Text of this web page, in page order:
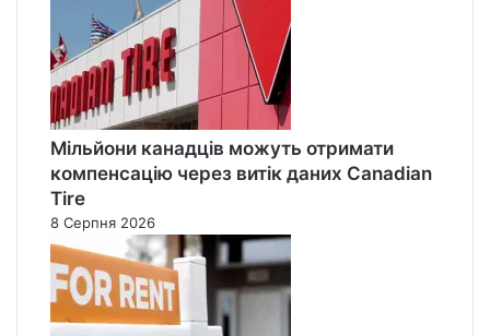
Мільйони канадців можуть отримати
компенсацію через витік даних Canadian
Tire
8 Серпня 2026